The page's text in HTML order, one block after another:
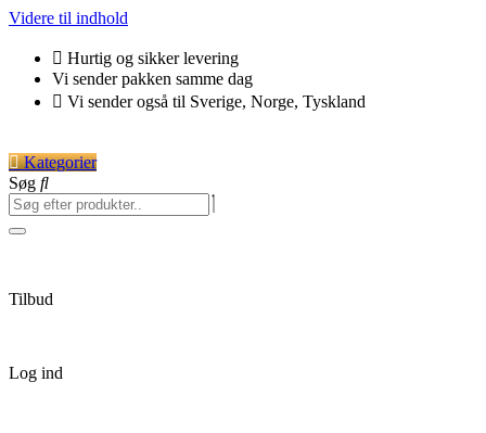
Videre til indhold
Hurtig og sikker levering
Vi sender pakken samme dag
Vi sender også til Sverige, Norge, Tyskland
Kategorier
Søg
Tilbud
Log ind